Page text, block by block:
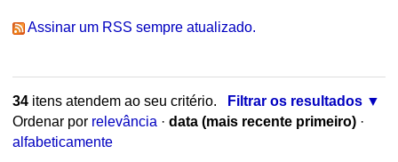
Assinar um RSS sempre atualizado.
34itens atendem ao seu critério.
Filtrar os resultados
Ordenar por relevância · data (mais recente primeiro) ·
alfabeticamente